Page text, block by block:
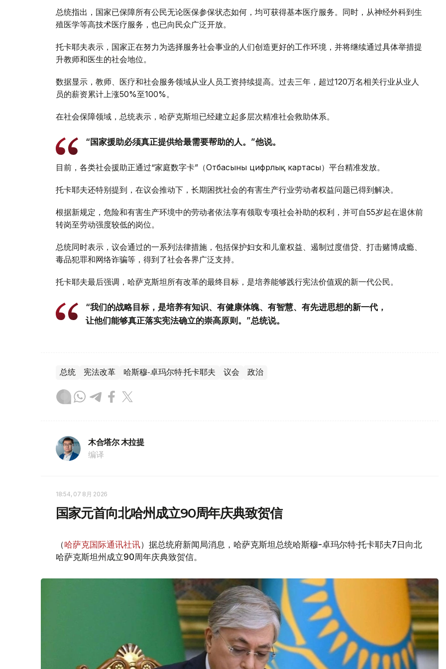
总统指出，国家已保障所有公民无论医保参保状态如何，均可获得基本医疗服务。同时，从神经外科到生
殖医学等高技术医疗服务，也已向民众广泛开放。
托卡耶夫表示，国家正在努力为选择服务社会事业的人们创造更好的工作环境，并将继续通过具体举措提
升教师和医生的社会地位。
数据显示，教师、医疗和社会服务领域从业人员工资持续提高。过去三年，超过120万名相关行业从业人
员的薪资累计上涨50%至100%。
在社会保障领域，总统表示，哈萨克斯坦已经建立起多层次精准社会救助体系。
“国家援助必须真正提供给最需要帮助的人。”他说。
目前，各类社会援助正通过“家庭数字卡”（Отбасының цифрлық картасы）平台精准发放。
托卡耶夫还特别提到，在议会推动下，长期困扰社会的有害生产行业劳动者权益问题已得到解决。
根据新规定，危险和有害生产环境中的劳动者依法享有领取专项社会补助的权利，并可自55岁起在退休前
转岗至劳动强度较低的岗位。
总统同时表示，议会通过的一系列法律措施，包括保护妇女和儿童权益、遏制过度借贷、打击赌博成瘾、
毒品犯罪和网络诈骗等，得到了社会各界广泛支持。
托卡耶夫最后强调，哈萨克斯坦所有改革的最终目标，是培养能够践行宪法价值观的新一代公民。
“我们的战略目标，是培养有知识、有健康体魄、有智慧、有先进思想的新一代，
让他们能够真正落实宪法确立的崇高原则。”总统说。
总统 宪法改革 哈斯穆-卓玛尔特·托卡耶夫 议会 政治
木合塔尔 木拉提
编译
18:54, 07 8月 2026
国家元首向北哈州成立90周年庆典致贺信
（哈萨克国际通讯社讯）据总统府新闻局消息，哈萨克斯坦总统哈斯穆-卓玛尔特·托卡耶夫7日向北
哈萨克斯坦州成立90周年庆典致贺信。